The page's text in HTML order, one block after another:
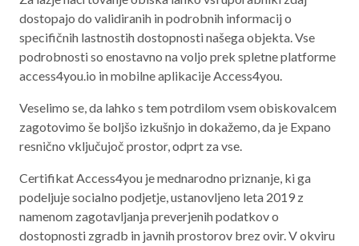
AKTUALNO
RAZPISI
dostopajo do validiranih in podrobnih informacij o
specifičnih lastnostih dostopnosti našega objekta. Vse
podrobnosti so enostavno na voljo prek spletne platforme
access4you.io in mobilne aplikacije Access4you.
Veselimo se, da lahko s tem potrdilom vsem obiskovalcem
zagotovimo še boljšo izkušnjo in dokažemo, da je Expano
resnično vključujoč prostor, odprt za vse.
Certifikat Access4you je mednarodno priznanje, ki ga
podeljuje socialno podjetje, ustanovljeno leta 2019 z
namenom zagotavljanja preverjenih podatkov o
dostopnosti zgradb in javnih prostorov brez ovir. V okviru